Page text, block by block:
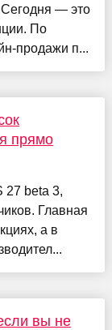
Сегодня — это
По
продажи п...
прямо
27 beta 3,
Главная
а в
вы не